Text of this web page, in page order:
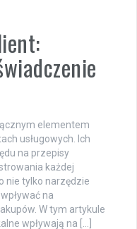
elementem
usługowych. Ich
na przepisy
każdej
nie tylko narzędzie
na
W tym artykule
wpływają na […]